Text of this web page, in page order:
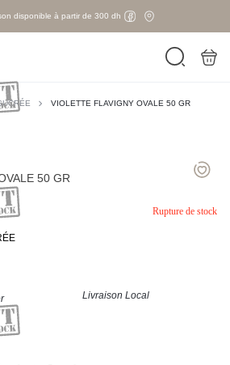
disponible à partir de 300 dh
VIOLETTE FLAVIGNY OVALE 50 GR
50 GR
Rupture de stock
Livraison Local